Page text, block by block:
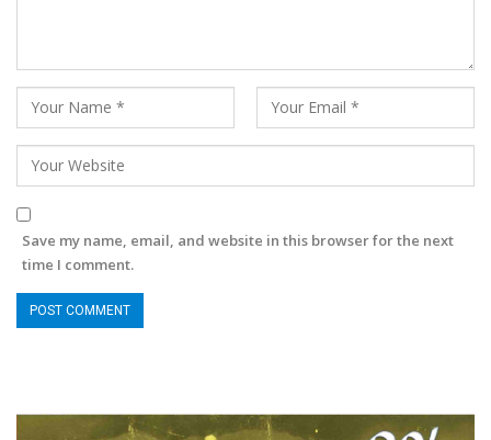
Save my name, email, and website in this browser for the next
time I comment.